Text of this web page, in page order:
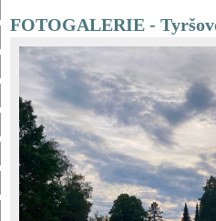
FOTOGALERIE -